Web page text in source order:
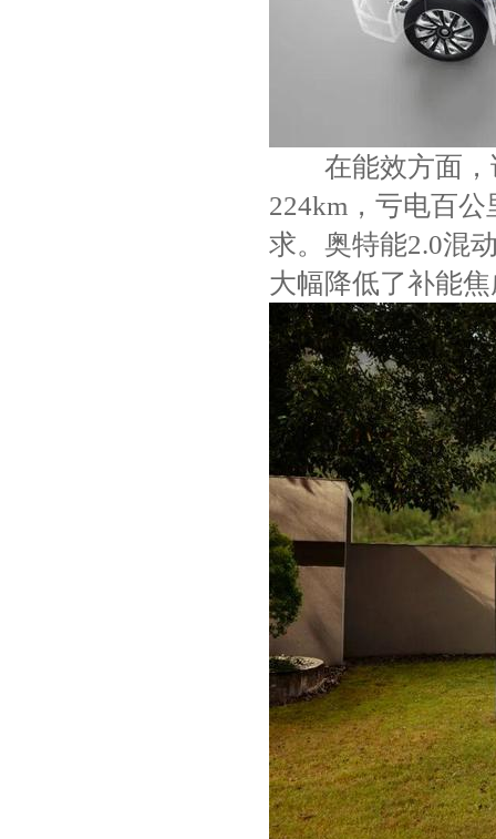
在能效方面，
224km，亏电百
求。奥特能2.0混
大幅降低了补能